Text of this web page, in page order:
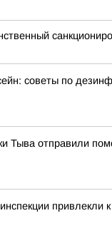
советы по
Тыва отправили
привлекли